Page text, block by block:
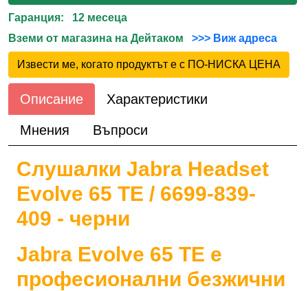
Гаранция: 12 месеца
Вземи от магазина на Дейтаком
>>> Виж адреса
Извести ме, когато продуктът е с ПО-НИСКА ЦЕНА
Описание Характеристики
Мнения Въпроси
Слушалки Jabra Headset
Evolve 65 TE / 6699-839-
409 - черни
Jabra Evolve 65 TE е
професионални безжични